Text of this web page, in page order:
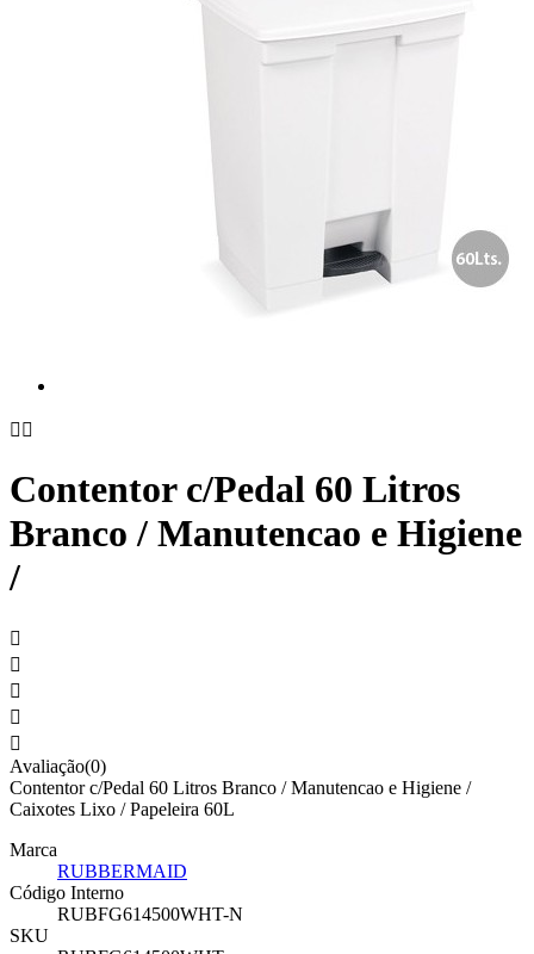
 
Contentor c/Pedal 60 Litros
Branco / Manutencao e Higiene
/





Avaliação(0)
Contentor c/Pedal 60 Litros Branco / Manutencao e Higiene /
Caixotes Lixo / Papeleira 60L
Marca
RUBBERMAID
Código Interno
RUBFG614500WHT-N
SKU